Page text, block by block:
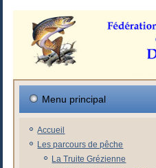
Menu principal
Accueil
Les parcours de pêche
La Truite Grézienne